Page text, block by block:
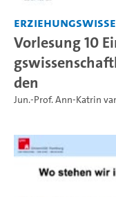
Vorlesung 10
den
Jun.-Prof. Ann-Katrin